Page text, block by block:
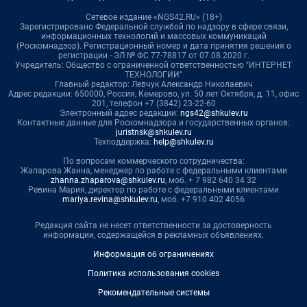
Сетевое издание «NGS42.RU» (18+)
Зарегистрировано Федеральной службой по надзору в сфере связи,
информационных технологий и массовых коммуникаций
(Роскомнадзор). Регистрационный номер и дата принятия решения о
регистрации - ЭЛ № ФС 77-78817 от 07.08.2020 г.
Учредитель: Общество с ограниченной ответственностью "ИНТЕРНЕТ
ТЕХНОЛОГИИ"
Главный редактор: Левчук Александр Николаевич
Адрес редакции: 650000, Россия, Кемерово, ул. 50 лет Октября, д. 11, офис
201, телефон +7 (3842) 23-22-60
Электронный адрес редакции: ngs42@shkulev.ru
Контактные данные для Роскомнадзора и государственных органов:
juristnsk@shkulev.ru
Техподдержка: help@shkulev.ru
По вопросам коммерческого сотрудничества:
Жапарова Жанна, менеджер по работе с федеральными клиентами
zhanna.zhaparova@shkulev.ru, моб. + 7 982 640 34 32
Ревина Мария, директор по работе с федеральными клиентами
mariya.revina@shkulev.ru, моб. +7 910 402 4056
Редакция сайта не несет ответственности за достоверность
информации, содержащейся в рекламных объявлениях.
Информация об ограничениях
Политика использования cookies
Рекомендательные системы